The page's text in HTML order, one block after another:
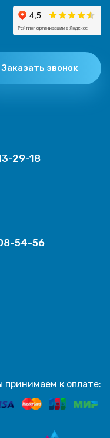
Заказать звонок
29-18
54-56
принимаем к оплате: